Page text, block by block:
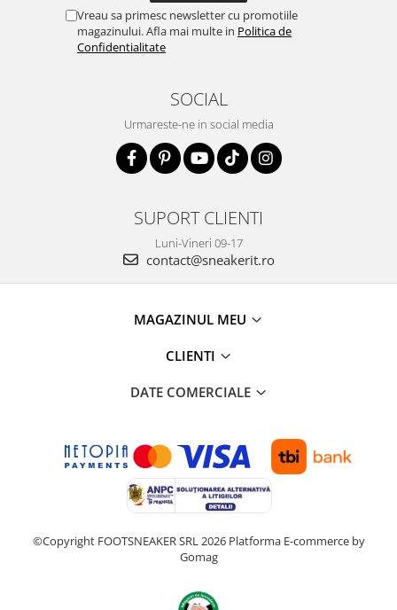
Vreau sa primesc newsletter cu promotiile
magazinului. Afla mai multe in Politica de
Confidentialitate
SOCIAL
Urmareste-ne in social media
SUPORT CLIENTI
Luni-Vineri 09-17
contact@sneakerit.ro
MAGAZINUL MEU
CLIENTI
DATE COMERCIALE
©Copyright FOOTSNEAKER SRL 2026 Platforma E-commerce by
Gomag